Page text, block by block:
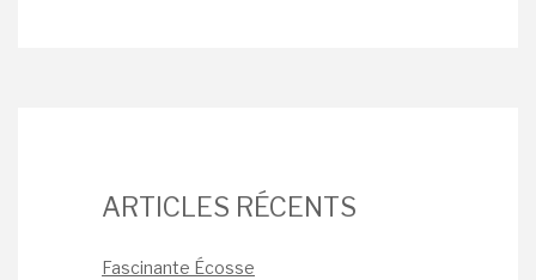
ARTICLES RÉCENTS
Fascinante Écosse